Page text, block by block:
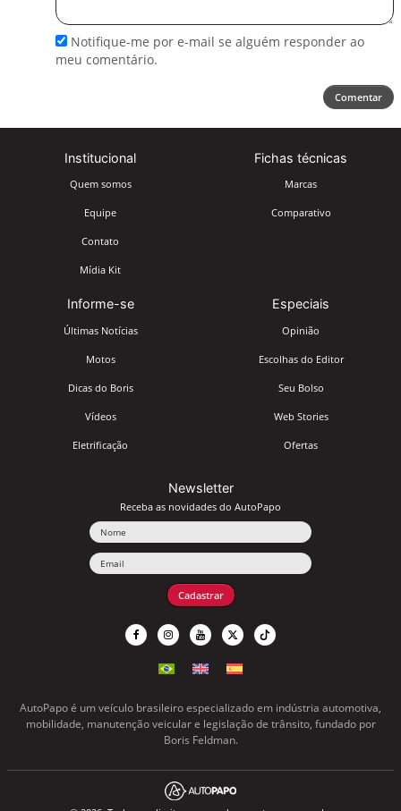
Notifique-me por e-mail se alguém responder ao
meu comentário.
Comentar
Institucional
Quem somos
Equipe
Contato
Mídia Kit
Fichas técnicas
Marcas
Comparativo
Informe-se
Últimas Notícias
Motos
Dicas do Boris
Vídeos
Eletrificação
Especiais
Opinião
Escolhas do Editor
Seu Bolso
Web Stories
Ofertas
Newsletter
Receba as novidades do AutoPapo
Cadastrar
AutoPapo é um veículo brasileiro especializado em indústria automotiva,
mobilidade, manutenção veicular e legislação de trânsito, fundado por
Boris Feldman.